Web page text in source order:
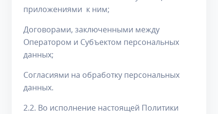
приложениями к ним;
Договорами, заключенными между
Оператором и Субъектом персональных
данных;
Согласиями на обработку персональных
данных.
2.2. Во исполнение настоящей Политики